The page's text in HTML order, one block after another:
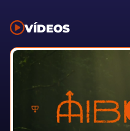
VÍDEOS